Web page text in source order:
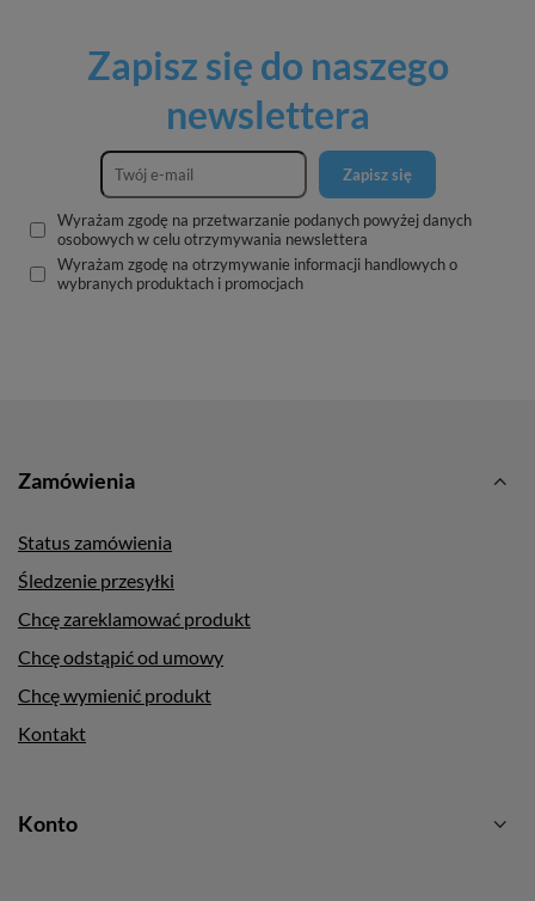
Zapisz się do naszego
newslettera
Zapisz się
Wyrażam zgodę na przetwarzanie podanych powyżej danych
osobowych w celu otrzymywania newslettera
Wyrażam zgodę na otrzymywanie informacji handlowych o
wybranych produktach i promocjach
Zamówienia
Status zamówienia
Śledzenie przesyłki
Chcę zareklamować produkt
Chcę odstąpić od umowy
Chcę wymienić produkt
Kontakt
Konto